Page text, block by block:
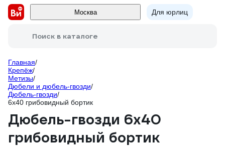
Москва Для юрлиц
Поиск в каталоге
Главная/
Крепёж/
Метизы/
Дюбели и дюбель-гвозди/
Дюбель-гвозди/
6х40 грибовидный бортик
Дюбель-гвозди 6х40
грибовидный бортик